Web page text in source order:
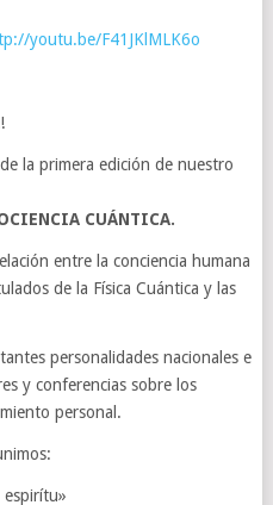
youtu.be/F41JKlMLK6o
la primera edición de nuestro
CUÁNTICA.
entre la conciencia humana
de la Física Cuántica y las
personalidades nacionales e
y conferencias sobre los
personal.